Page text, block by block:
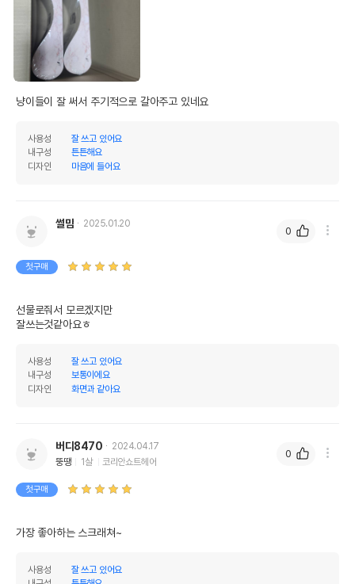
상품 필수 정보
품명 및 모델명
법에 의한 인증,허가 등을
받았음을 확인할수 있는
냥이들이 잘 써서 주기적으로 갈아주고 있네요
사용성
잘 쓰고 있어요
내구성
튼튼해요
디자인
마음에 들어요
썰맘 2025.01.20
첫구매
선물로줘서 모르겠지만
잘쓰는것같아요ㅎ
사용성
잘 쓰고 있어요
내구성
보통이에요
디자인
화면과 같아요
0
버디8470
2024.04.17
뚱땡
1살 코리안쇼트헤어
첫구매
가장 좋아하는 스크래쳐~
사용성
잘 쓰고 있어요
0